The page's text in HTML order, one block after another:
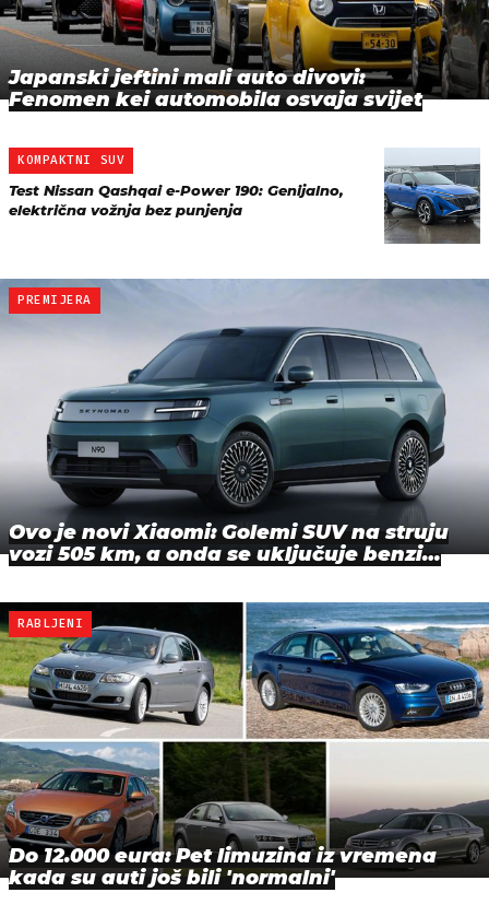
Japanski jeftini mali auto divovi:
Fenomen kei automobila osvaja svijet
KOMPAKTNI SUV
Test Nissan Qashqai e-Power 190: Genijalno,
električna vožnja bez punjenja
PREMIJERA
Ovo je novi Xiaomi: Golemi SUV na struju
vozi 505 km, a onda se uključuje benzi…
RABLJENI
Do 12.000 eura: Pet limuzina iz vremena
kada su auti još bili 'normalni'